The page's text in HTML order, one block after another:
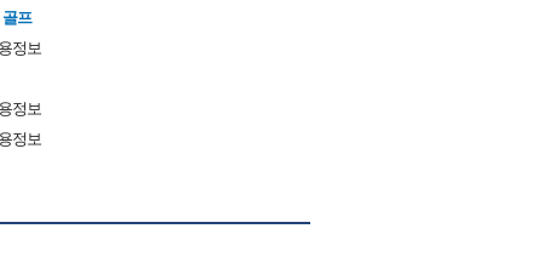
골프
정보
정보
정보